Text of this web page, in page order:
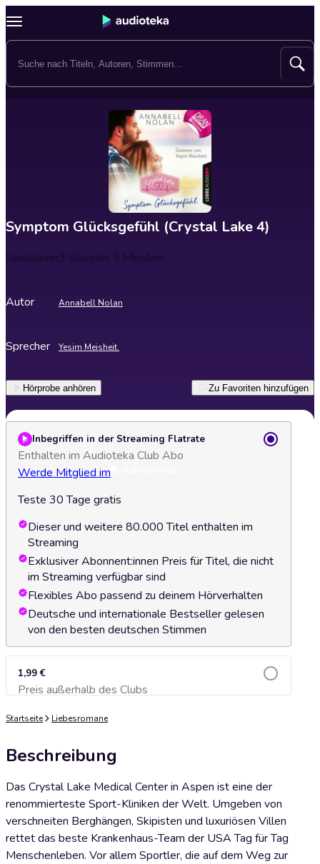
Symptom Glücksgefühl (Crystal Lake 4)
Spieldauer3 Stunden 5 Minuten
Autor Annabell Nolan
Sprecher Yesim Meisheit.
Hörprobe anhören Zu Favoriten hinzufügen
Inbegriffen in der Streaming Flatrate
Enthalten im Audioteka Club Abo
Werde Mitglied im
Teste 30 Tage gratis
Dieser und weitere 80.000 Titel enthalten im
Streaming
Exklusiver Abonnent:innen Preis für Titel, die nicht
im Streaming verfügbar sind
Flexibles Abo passend zu deinem Hörverhalten
Deutsche und internationale Bestseller gelesen
von den besten deutschen Stimmen
1,99 €
Preis außerhalb des ClubsZum Warenkorb hinzufügen
Startseite Liebesromane
Beschreibung
Das Crystal Lake Medical Center in Aspen ist eine der
renommierteste Sport-Kliniken der Welt. Umgeben von
verschneiten Berghängen, Skipisten und luxuriösen Villen
rettet das beste Krankenhaus-Team der USA Tag für Tag
Menschenleben. Vor allem Sportler, die auf dem Weg zur